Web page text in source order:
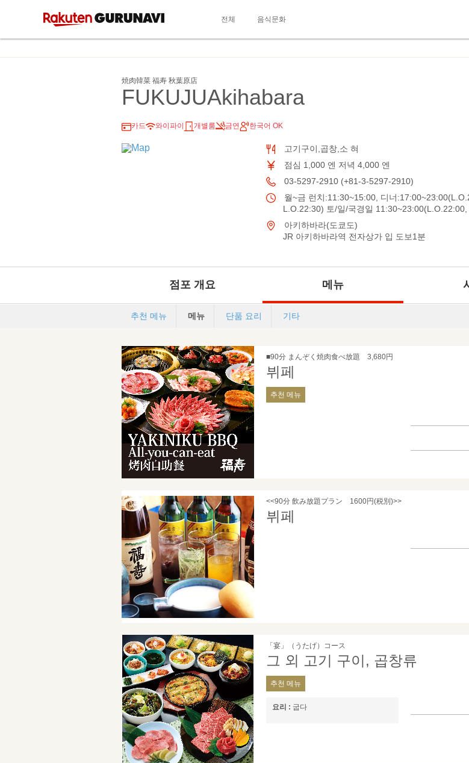
전체 음식문화
焼肉韓菜 福寿 秋葉原店
FUKUJUAkihabara
카드 와이파이 개별룸 금연 한국어 OK
고기구이,곱창,소 혀
점심 1,000 엔 저녁 4,000 엔
03-5297-2910 (+81-3-5297-2910)
월~금 런치:11:30~15:00, 디너
L.O.22:30) 토/일/국경일
아키하바라(도쿄도)
JR 아키하바라역 전자상가 입 도보1분
점포 개요 메뉴
추천 메뉴 메뉴 단품 요리 기타
■90分 まんぞく焼肉食べ放題 3,680円
뷔페
추천 메뉴
<<90分 飲み放題プラン 1600円(税別)>>
뷔페
「宴」（うたげ）コース
그 외 고기 구이, 곱창류
추천 메뉴
요리 : 굽​​다